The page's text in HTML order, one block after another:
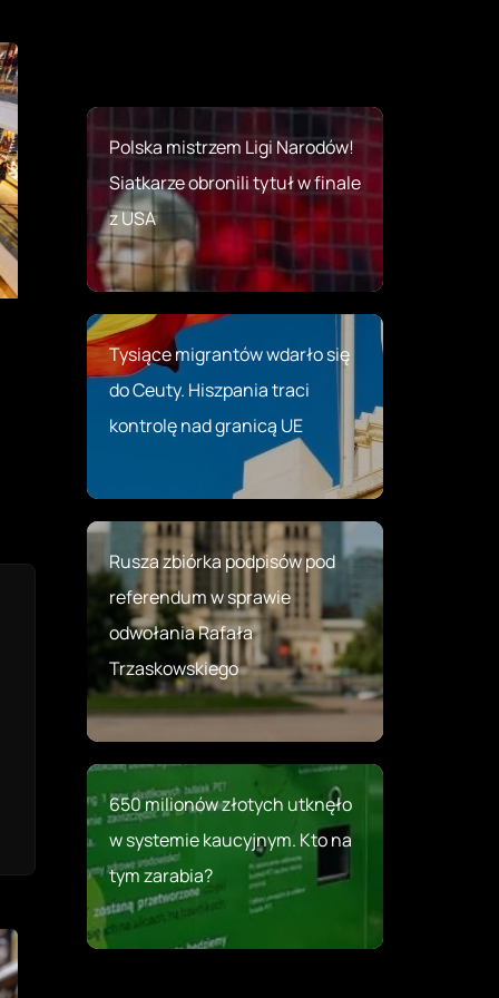
Polska mistrzem Ligi Narodów!
Siatkarze obronili tytuł w finale
z USA
Tysiące migrantów wdarło się
do Ceuty. Hiszpania traci
kontrolę nad granicą UE
Rusza zbiórka podpisów pod
referendum w sprawie
odwołania Rafała
Trzaskowskiego
650 milionów złotych utknęło
w systemie kaucyjnym. Kto na
tym zarabia?